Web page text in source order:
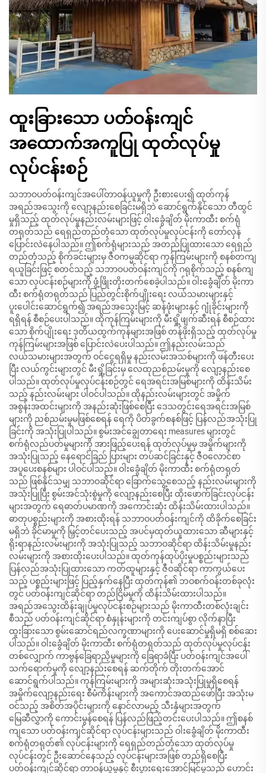
ထူးခြားသော ပတ်ဝန်းကျင်
အထောက်အကူပြု ထုတ်လုပ်မှု
လုပ်ငန်းစဉ်
သဘာဝပတ်ဝန်းကျင်အပေါ်တာဝန်ယူမှုကို ဦးစားပေး၍ ထုတ်ကုန်
အရည်အသွေးကို လျော့နည်းစေခြင်းမရှိဘဲ ဆောင်ရွက်နိုင်သော တီထွင်
မှုရှိသည့် ထုတ်လုပ်မှုနည်းလမ်းများဖြင့် ဝါးခွေံချိတ် မိုးကာထီး စက်ရုံ
တရုတ်သည် ရေရှည်တည်တံ့သော ထုတ်လုပ်မှုလုပ်ငန်းကို တော်လှန်
ပြောင်းလဲနေပါသည်။ ဤစက်ရုံများသည် အတည်ပြုထားသော ရေရှည်
တည်တံ့သည့် စိုက်ခင်းများမှ ဇီဝကမ္မဆိုင်ရာ ကုန်ကြမ်းများကို စနစ်တကျ
ရယူခြင်းဖြင့် စတင်သည့် သဘာဝပတ်ဝန်းကျင်ကို ဂရုစိုက်သည့် စနစ်ကျ
သော လုပ်ငန်းစဉ်များကို ဖွံ့ဖြိုးတိုးတက်စေခဲ့ပါသည်။ ဝါးခွေံချိတ် မိုးကာ
ထီး စက်ရုံတရုတ်သည် ပြည်တွင်းစိုက်ပျိုးရေး လယ်သမားများနှင့်
ပူးပေါင်းဆောင်ရွက်၍ အရည်အသွေးမြင့် ဆန်ဖုံးများနှင့် ဂျုံခိုင်းများကို
ရရှိရန် စီစဉ်ပေးပါသည်။ ထိုကုန်ကြမ်းများကို မီးရှို့ဖျက်ဆီးရန် စီစဉ်ထား
သော စိုက်ပျိုးရေး ဒုတိယထွက်ကုန်များအဖြစ် တန်ဖိုးရှိသည့် ထုတ်လုပ်မှု
ကုန်ကြမ်းများအဖြစ် ပြောင်းလဲပေးပါသည်။ ဤနည်းလမ်းသည်
လယ်သမားများအတွက် ဝင်ငွေရရှိမှု နည်းလမ်းအသစ်များကို ဖန်တီးပေး
ပြီး လယ်ကွင်းများတွင် မီးရှို့ခြင်းမှ လေထုညစ်ညမ်းမှုကို လျော့နည်းစေ
ပါသည်။ ထုတ်လုပ်မှုလုပ်ငန်းစဉ်တွင် ရေအရင်းအမြစ်များကို ထိန်းသိမ်း
သည့် နည်းလမ်းများ ပါဝင်ပါသည်။ ထိုနည်းလမ်းများတွင် အမှိုက်
အစွန်းအထင်းများကို အနည်းဆုံးဖြစ်စေပြီး ဒေသတွင်းရေအရင်းအမြစ်
များကို ညစ်ညမ်းမှုမဖြစ်စေရန် ရေကို ပိတ်ခွက်စနစ်ဖြင့် ပြန်လည်အသုံးပြု
ခြင်းကို အသုံးပြုပါသည်။ စွမ်းအင်ချွေတာရေး measures များတွင်
စက်ရုံလည်ပတ်မှုများကို အားဖြည့်ပေးရန် ထုတ်လုပ်မှုမှ အမှိုက်များကို
အသုံးပြုသည့် နေရောင်ခြည် ပြားများ တပ်ဆင်ခြင်းနှင့် ဇီဝလောင်စာ
အပူပေးစနစ်များ ပါဝင်ပါသည်။ ဝါးခွေံချိတ် မိုးကာထီး စက်ရုံတရုတ်
သည် ဖြစ်နိုင်သမျှ သဘာဝဆိုင်ရာ ခြောက်သွေ့စေသည့် နည်းလမ်းများကို
အသုံးပြုပြီး စွမ်းအင်သုံးစွဲမှုကို လျော့နည်းစေပြီး ထိုးဖောက်ခြင်းလုပ်ငန်း
များအတွက် ရေဓာတ်ပမာဏကို အကောင်းဆုံး ထိန်းသိမ်းထားပါသည်။
ဓာတုပစ္စည်းများကို အစားထိုးရန် သဘာဝပတ်ဝန်းကျင်ကို ထိခိုက်စေခြင်း
မရှိဘဲ ခိုင်မာမှုကို မြှင့်တင်ပေးသည့် အပင်မှထုတ်ယူထားသော ဆီများနှင့်
ရိုးရာနည်းလမ်းများကို အသုံးပြုသည့် သဘာဝဆိုင်ရာ ထိန်းသိမ်းမှုနည်း
လမ်းများကို အစားထိုးပေးပါသည်။ ထုတ်ကုန်ထုပ်ပိုးမှုပစ္စည်းများသည်
ပြန်လည်အသုံးပြုထားသော ကတ်ထူများနှင့် ဇီဝဆိုင်ရာ ကာကွယ်ပေး
သည့် ပစ္စည်းများဖြင့် ပြည့်နှက်နေပြီး ထုတ်ကုန်၏ ဘဝစက်ဝန်းတစ်ခုလုံး
တွင် ပတ်ဝန်းကျင်ဆိုင်ရာ တည်ငြိမ်မှုကို ထိန်းသိမ်းထားပါသည်။
အရည်အသွေးထိန်းချုပ်မှုလုပ်ငန်းစဉ်များသည် မိုးကာထီးတစ်လုံးချင်း
စီသည် ပတ်ဝန်းကျင်ဆိုင်ရာ စံနှုန်းများကို တင်းကျပ်စွာ လိုက်နာပြီး
ထူးခြားသော စွမ်းဆောင်ရည်လက္ခဏာများကို ပေးဆောင်မှုရှိမရှိ စစ်ဆေး
ပါသည်။ ဝါးခွေံချိတ် မိုးကာထီး စက်ရုံတရုတ်သည် ထုတ်လုပ်မှုလုပ်ငန်း
တစ်လျှောက် ကာဗွန်ခြေရာညှိမှုများကို ခြေရာခံပြီး ပတ်ဝန်းကျင်အပေါ်
သက်ရောက်မှုကို လျော့နည်းစေရန် ဆက်တိုက် တိုးတက်အောင်
ဆောင်ရွက်ပါသည်။ ကုန်ကြမ်းများကို အများဆုံးအသုံးပြုမှုရှိစေရန်
အမှိုက်လျော့နည်းရေး စီမံကိန်းများကို အကောင်အထည်ဖော်ပြီး အသုံးမ
ဝင်သည့် အစိတ်အပိုင်းများကို နောင်လာမည့် သီးနှံများအတွက်
မြေဆီလွှာကို ကောင်းမွန်စေရန် ပြန်လည်ဖြည့်တင်းပေးပါသည်။ ဤစနစ်
ကျသော ပတ်ဝန်းကျင်ဆိုင်ရာ လုပ်ငန်းများသည် ဝါးခွေံချိတ် မိုးကာထီး
စက်ရုံတရုတ်၏ လုပ်ငန်းများကို ရေရှည်တည်တံ့သော ထုတ်လုပ်မှု
လုပ်ငန်းတွင် ဦးဆောင်နေသည့် လုပ်ငန်းများအဖြစ် တည်ရှိစေပြီး
ပတ်ဝန်းကျင်ဆိုင်ရာ တာဝန်ယူမှုနှင့် စီးပွားရေးအောင်မြင်မှုသည် ဟောင်း